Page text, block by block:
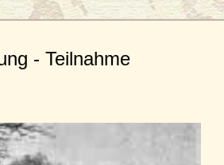
- Teilnahme